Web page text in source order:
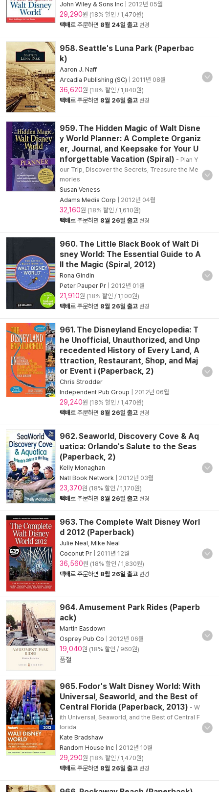
John Wiley & Sons Inc
2012년 05월
29,290원 (18% 할인 / 1,470원)
택배로 주문하면 8월 24일 출고 변경
958. Seattle's Luna Park (Paperbac
k)
Aaron J. Naff
Arcadia Publishing (SC)
2011년 08월
36,620원 (18% 할인 / 1,840원)
택배로 주문하면 8월 26일 출고 변경
959. The Hidden Magic of Walt Disne
y World Planner: A Complete Organiz
er, Journal, and Keepsake for Your U
nforgettable Vacation (Spiral) - Plan Y
our Trip, Discover the Secrets, Treasure the Me
mories
Susan Veness
Adams Media Corp
2012년 04월
32,160원 (18% 할인 / 1,610원)
택배로 주문하면 8월 26일 출고 변경
960. The Little Black Book of Walt Di
sney World: The Essential Guide to A
ll the Magic (Spiral, 2012)
Rona Gindin
Peter Pauper Pr
2012년 01월
21,910원 (18% 할인 / 1,100원)
택배로 주문하면 8월 26일 출고 변경
961. The Disneyland Encyclopedia: T
he Unofficial, Unauthorized, and Unp
recedented History of Every Land, A
ttraction, Restaurant, Shop, and Maj
or Event i (Paperback, 2)
Chris Strodder
Independent Pub Group
2012년 06월
29,240원 (18% 할인 / 1,470원)
택배로 주문하면 8월 26일 출고 변경
962. Seaworld, Discovery Cove & Aq
uatica: Orlando's Salute to the Seas
(Paperback, 2)
Kelly Monaghan
Natl Book Network
2012년 03월
23,370원 (18% 할인 / 1,170원)
택배로 주문하면 8월 26일 출고 변경
963. The Complete Walt Disney Worl
d 2012 (Paperback)
Julie Neal Mike Neal
Coconut Pr
2011년 12월
36,560원 (18% 할인 / 1,830원)
택배로 주문하면 8월 26일 출고 변경
964. Amusement Park Rides (Paperb
ack)
Martin Easdown
Osprey Pub Co
2012년 06월
19,040원 (18% 할인 / 960원)
품절
965. Fodor's Walt Disney World: With
Universal, Seaworld, and the Best of
Central Florida (Paperback, 2013) - W
ith Universal, Seaworld, and the Best of Central F
lorida
Kate Bradshaw
Random House Inc
2012년 10월
29,290원 (18% 할인 / 1,470원)
택배로 주문하면 8월 26일 출고 변경